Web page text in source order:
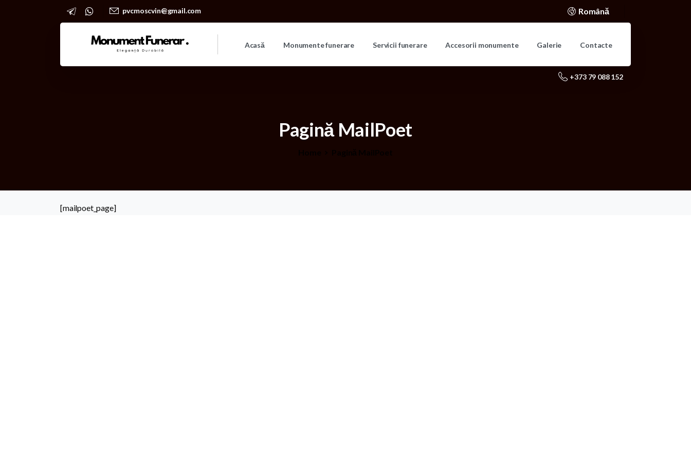
pvcmoscvin@gmail.com Română
Acasă Monumente funerare Servicii funerare Accesorii monumente Galerie Contacte
+373 79 088 152
Pagină MailPoet
[mailpoet_page]